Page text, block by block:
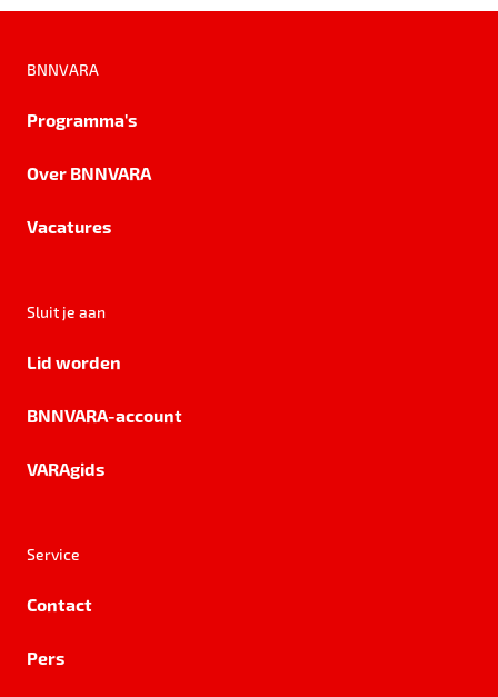
BNNVARA
Programma's
Over BNNVARA
Vacatures
Sluit je aan
Lid worden
BNNVARA-account
VARAgids
Service
Contact
Pers